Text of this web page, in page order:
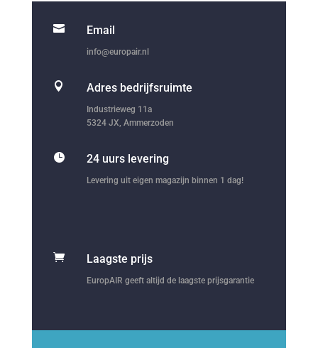
 Email
info@europair.nl
 Adres bedrijfsruimte
Industrieweg 11a
5324 JX, Ammerzoden
 24 uurs levering
Levering uit eigen magazijn binnen 1 dag!
 Laagste prijs
EuropAIR geeft altijd de laagste prijsgarantie